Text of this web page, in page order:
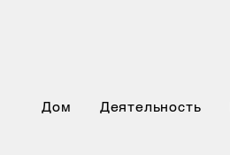
Дом Деятельность